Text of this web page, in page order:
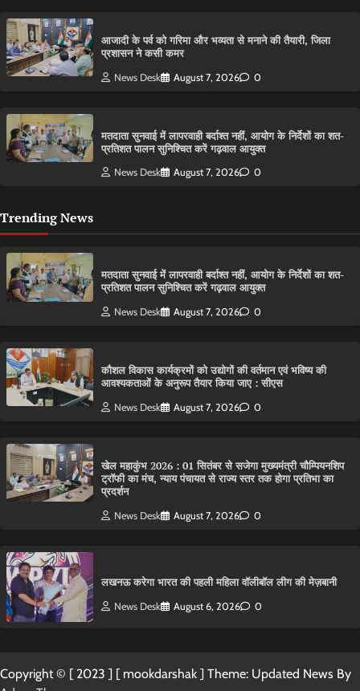
आजादी के पर्व को गरिमा और भव्यता से मनाने की तैयारी, जिला
प्रशासन ने कसी कमर
News Desk August 7, 2026 0
मतदाता सुनवाई में लापरवाही बर्दाश्त नहीं, आयोग के निर्देशों का शत-
प्रतिशत पालन सुनिश्चित करें गढ़वाल आयुक्त
News Desk August 7, 2026 0
Trending News
मतदाता सुनवाई में लापरवाही बर्दाश्त नहीं, आयोग के निर्देशों का शत-
प्रतिशत पालन सुनिश्चित करें गढ़वाल आयुक्त
News Desk August 7, 2026 0
कौशल विकास कार्यक्रमों को उद्योगों की वर्तमान एवं भविष्य की
आवश्यकताओं के अनुरूप तैयार किया जाए : सीएस
News Desk August 7, 2026 0
खेल महाकुंभ 2026 : 01 सितंबर से सजेगा मुख्यमंत्री चौम्पियनशिप
ट्रॉफी का मंच, न्याय पंचायत से राज्य स्तर तक होगा प्रतिभा का
प्रदर्शन
News Desk August 7, 2026 0
लखनऊ करेगा भारत की पहली महिला वॉलीबॉल लीग की मेज़बानी
News Desk August 6, 2026 0
Copyright © [ 2023 ] [ mookdarshak ] Theme: Updated News By